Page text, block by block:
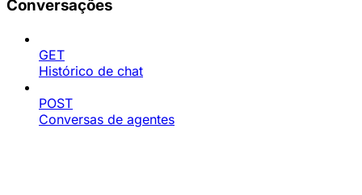
Conversações
GET
Histórico de chat
POST
Conversas de agentes